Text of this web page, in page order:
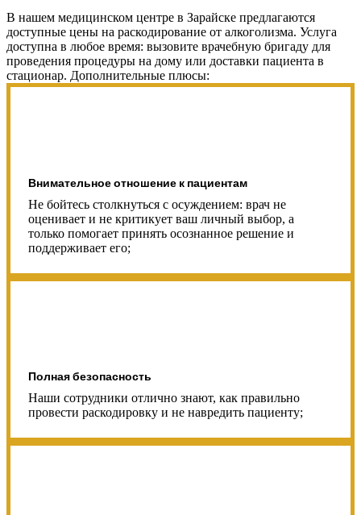
В нашем медицинском центре в Зарайске предлагаются
доступные цены на раскодирование от алкоголизма. Услуга
доступна в любое время: вызовите врачебную бригаду для
проведения процедуры на дому или доставки пациента в
стационар. Дополнительные плюсы:
Внимательное отношение к пациентам
Не бойтесь столкнуться с осуждением: врач не
оценивает и не критикует ваш личный выбор, а
только помогает принять осознанное решение и
поддерживает его;
Полная безопасность
Наши сотрудники отлично знают, как правильно
провести раскодировку и не навредить пациенту;